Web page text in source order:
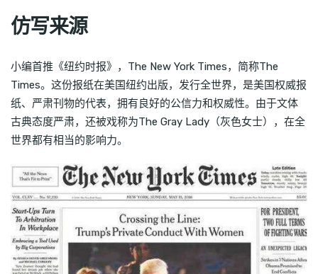
仿写来源
小编首推《纽约时报》，The New York Times，简称The
Times。这份报纸在美国纽约出版，发行全世界，是美国权威报
纸、严肃刊物的代表，拥有良好的公信力和权威性。由于文体
古典态度严肃，还被戏称为The Gray Lady（灰色女士），在全
世界都有相当的影响力。